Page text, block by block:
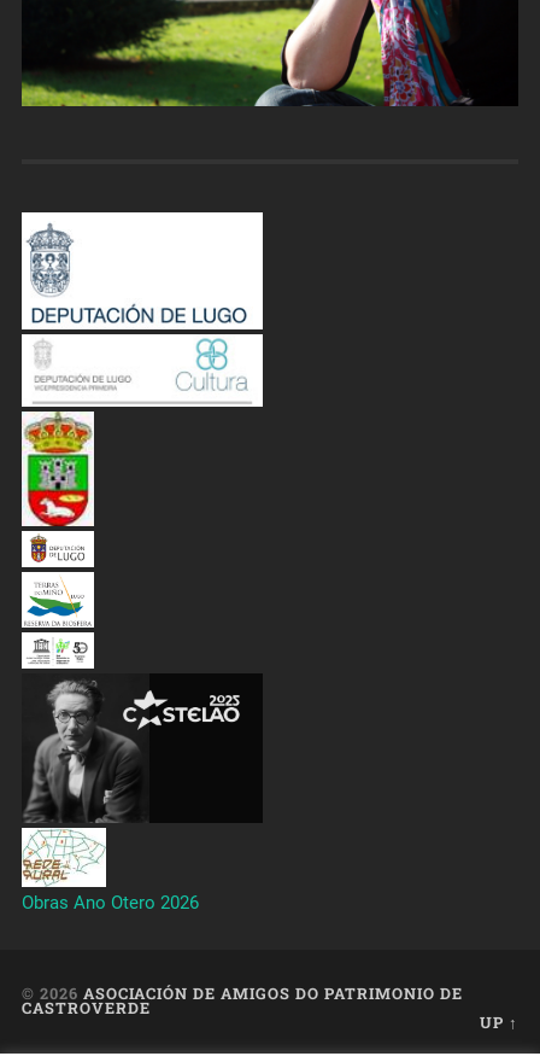
Obras Ano Otero 2026
© 2026 ASOCIACIÓN DE AMIGOS DO PATRIMONIO DE
CASTROVERDE
UP ↑